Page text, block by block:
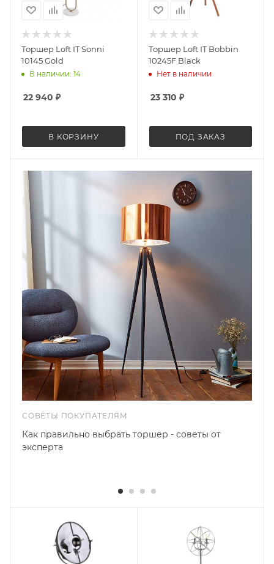
Торшер Loft IT Sonni
10145 Gold
В наличии: 14
22 940 ₽
В КОРЗИНУ
Торшер Loft IT Bobbin
10245F Black
Нет в наличии
23 310 ₽
ПОД ЗАКАЗ
СОВЕТЫ ПОКУПАТЕЛЯМ
Как правильно выбрать торшер - советы от
эксперта